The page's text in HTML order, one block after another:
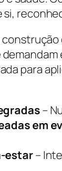
para
–
em
estar–